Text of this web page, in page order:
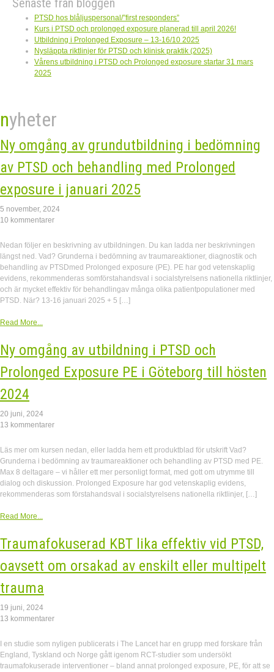
Senaste från bloggen
PTSD hos blåljuspersonal/”first responders”
Kurs i PTSD och prolonged exposure planerad till april 2026!
Utbildning i Prolonged Exposure – 13-16/10 2025
Nysläppta riktlinjer för PTSD och klinisk praktik (2025)
Vårens utbildning i PTSD och Prolonged exposure startar 31 mars
2025
nyheter
Ny omgång av grundutbildning i bedömning
av PTSD och behandling med Prolonged
exposure i januari 2025
5 november, 2024
10 kommentarer
Nedan följer en beskrivning av utbildningen. Du kan ladda ner beskrivningen
längst ned. Vad? Grunderna i bedömning av traumareaktioner, diagnostik och
behandling av PTSDmed Prolonged exposure (PE). PE har god vetenskaplig
evidens, rekommenderas somförstahandsval i socialstyrelsens nationella riktlinjer,
och är mycket effektiv för behandlingav många olika patientpopulationer med
PTSD. När? 13-16 januari 2025 + 5 […]
Read More...
Ny omgång av utbildning i PTSD och
Prolonged Exposure PE i Göteborg till hösten
2024
20 juni, 2024
13 kommentarer
Läs mer om kursen nedan, eller ladda hem ett produktblad för utskrift Vad?
Grunderna i bedömning av traumareaktioner och behandling av PTSD med PE.
Max 8 deltagare – vi håller ett mer personligt format, med gott om utrymme till
dialog och diskussion. Prolonged Exposure har god vetenskaplig evidens,
rekommenderas som förstahandsval i socialstyrelsens nationella riktlinjer, […]
Read More...
Traumafokuserad KBT lika effektiv vid PTSD,
oavsett om orsakad av enskilt eller multipelt
trauma
19 juni, 2024
13 kommentarer
I en studie som nyligen publicerats i The Lancet har en grupp med forskare från
England, Tyskland och Norge gått igenom RCT-studier som undersökt
traumafokuserade interventioner – bland annat prolonged exposure, PE, för att se